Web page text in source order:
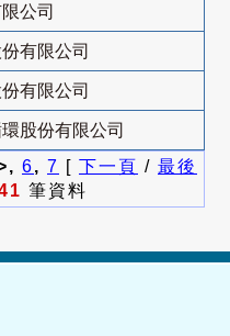
公司
有限公司
有限公司
股份有限公司
6, 7 [ 下一頁 / 最後
筆資料